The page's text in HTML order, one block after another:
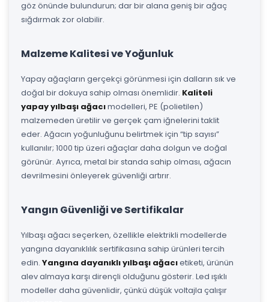
göz önünde bulundurun; dar bir alana geniş bir ağaç
sığdırmak zor olabilir.
Malzeme Kalitesi ve Yoğunluk
Yapay ağaçların gerçekçi görünmesi için dalların sık ve
doğal bir dokuya sahip olması önemlidir. Kaliteli
yapay yılbaşı ağacımodelleri, PE (polietilen)
malzemeden üretilir ve gerçek çam iğnelerini taklit
eder. Ağacın yoğunluğunu belirtmek için “tip sayısı”
kullanılır; 1000 tip üzeri ağaçlar daha dolgun ve doğal
görünür. Ayrıca, metal bir standa sahip olması, ağacın
devrilmesini önleyerek güvenliği artırır.
Yangın Güvenliği ve Sertifikalar
Yılbaşı ağacı seçerken, özellikle elektrikli modellerde
yangına dayanıklılık sertifikasına sahip ürünleri tercih
edin. Yangına dayanıklı yılbaşı ağacıetiketi, ürünün
alev almaya karşı dirençli olduğunu gösterir. Led ışıklı
modeller daha güvenlidir, çünkü düşük voltajla çalışır